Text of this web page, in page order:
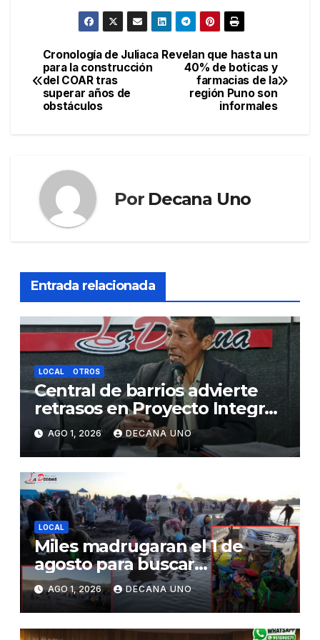
Navegación
de
Revelan que hasta un
40% de boticas y
farmacias de la
región Puno son
informales
Cronología de Juliaca
para la construcción
del COAR tras
superar años de
obstáculos
Por Decana Uno
Entrada relacionada
LOCAL OTROS
Central de barrios advierte
retrasos en Proyecto Integral
de Agua y Alcantarillado para
Juliaca
AGO 1, 2026 DECANA UNO
LOCAL
Miles madrugaran el 1 de
agosto para buscar
piedrecillas en los ríos y
realizar la challa por la
riqueza y la prosperidad
AGO 1, 2026 DECANA UNO